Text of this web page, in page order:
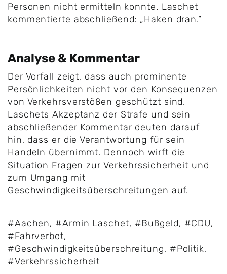
Personen nicht ermitteln konnte. Laschet
kommentierte abschließend: „Haken dran.“
Analyse & Kommentar
Der Vorfall zeigt, dass auch prominente
Persönlichkeiten nicht vor den Konsequenzen
von Verkehrsverstößen geschützt sind.
Laschets Akzeptanz der Strafe und sein
abschließender Kommentar deuten darauf
hin, dass er die Verantwortung für sein
Handeln übernimmt. Dennoch wirft die
Situation Fragen zur Verkehrssicherheit und
zum Umgang mit
Geschwindigkeitsüberschreitungen auf.
#Aachen, #Armin Laschet, #Bußgeld, #CDU,
#Fahrverbot,
#Geschwindigkeitsüberschreitung, #Politik,
#Verkehrssicherheit